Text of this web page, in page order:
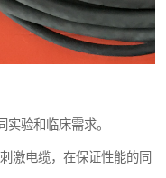
验和临床需求。
激电缆，在保证性能的同